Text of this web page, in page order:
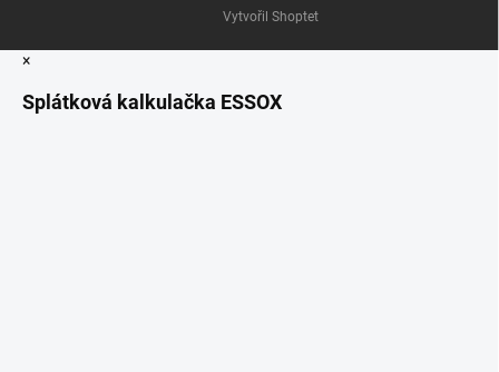
Vytvořil Shoptet
×
Splátková kalkulačka ESSOX